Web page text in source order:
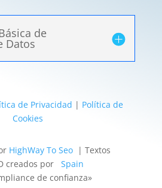
de
Datos
de Privacidad | Política de
Cookies
HighWay To Seo| Textos
creados por Spain
de confianza»